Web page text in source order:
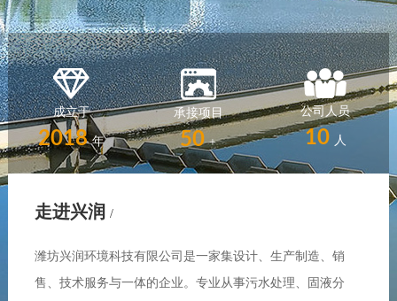
成立于
2018 年
承接项目
50 +
公司人员
10 人
走进兴润 /
潍坊兴润环境科技有限公司是一家集设计、生产制造、销
售、技术服务与一体的企业。专业从事污水处理、固液分